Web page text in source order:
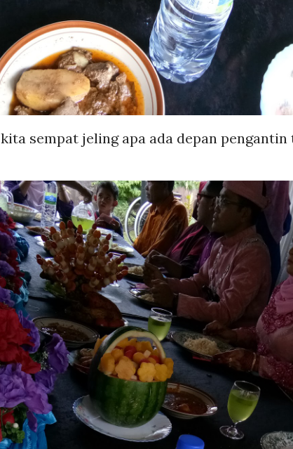
kita sempat jeling apa ada depan pengantin